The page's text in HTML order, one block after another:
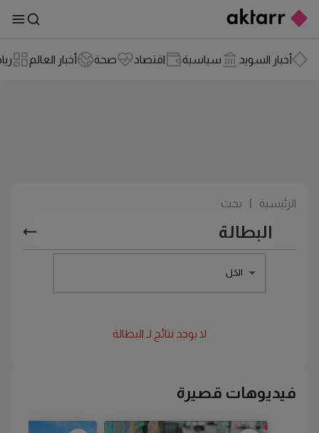
أخبار السويد سياسية اقتصاد صحة أخبار العالم
الرئيسية بحث
الكل
لا يوجد نتائج لـ البطالة
فيديوهات قصيرة